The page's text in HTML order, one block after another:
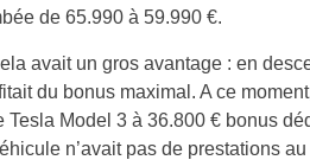
de 65.990 à 59.990 €.
avait un gros avantage : en
du bonus maximal. A ce
Model 3 à 36.800 € bonus
n’avait pas de prestations